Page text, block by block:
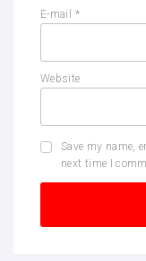
E-mail *
Website
Save my name,
next time I